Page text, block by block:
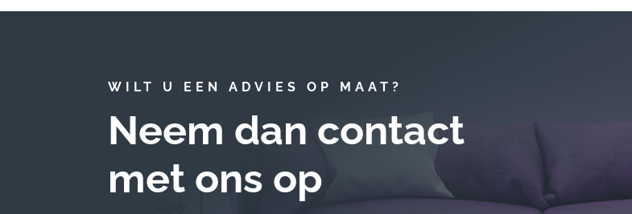
WILT U EEN ADVIES OP MAAT?
Neem dan contact
met ons op